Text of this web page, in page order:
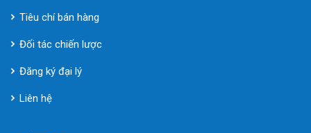
Tiêu chí bán hàng
Đối tác chiến lược
Đăng ký đại lý
Liên hệ